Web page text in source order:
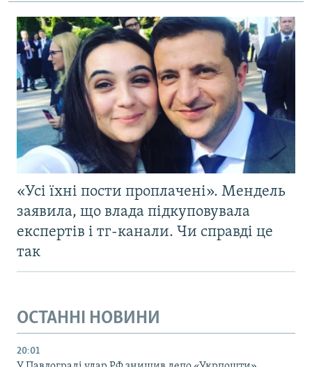
«Усі їхні пости проплачені». Мендель
заявила, що влада підкуповувала
експертів і тг-канали. Чи справді це
так
ОСТАННІ НОВИНИ
20:01